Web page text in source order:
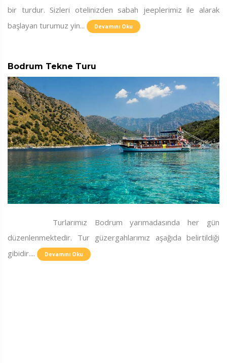
bir turdur. Sizleri otelinizden sabah jeeplerimiz ile alarak
başlayan turumuz yin...
Devamını Oku
Bodrum Tekne Turu
Turlarımız Bodrum yarımadasında her gün
düzenlenmektedir. Tur güzergahlarımız aşağıda belirtildiği
gibidir....
Devamını Oku